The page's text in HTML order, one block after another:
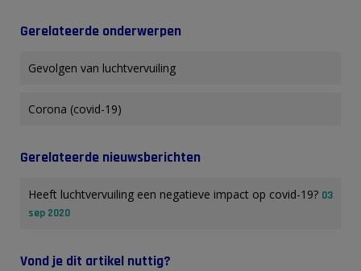
Gerelateerde onderwerpen
Gevolgen van luchtvervuiling
Corona (covid-19)
Gerelateerde nieuwsberichten
Heeft luchtvervuiling een negatieve impact op covid-19? 03
sep 2020
Vond je dit artikel nuttig?